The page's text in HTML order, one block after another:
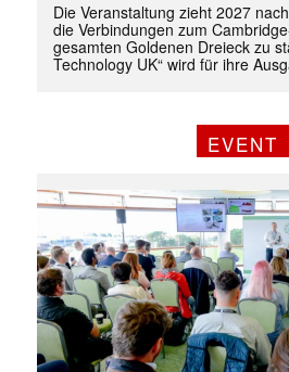
Die Veranstaltung zieht 2027
die Verbindungen zum
gesamten Goldenen Dreieck zu
Technology UK“ wird für ihre
EVENT